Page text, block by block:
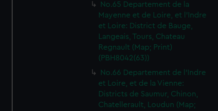
No.65 Departement de la
Mayenne et de Loire, et l'Indre
et Loire: District de Bauge,
Langeais, Tours, Chateau
Regnault (Map; Print)
(PBH8042(63))
No.66 Departement de l'Indre
et Loire, et de la Vienne:
Districts de Saumur, Chinon,
Chatellerault, Loudun (Map;